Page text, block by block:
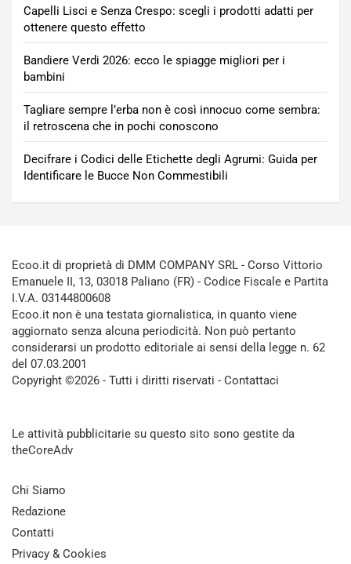
Capelli Lisci e Senza Crespo: scegli i prodotti adatti per
ottenere questo effetto
Bandiere Verdi 2026: ecco le spiagge migliori per i
bambini
Tagliare sempre l’erba non è così innocuo come sembra:
il retroscena che in pochi conoscono
Decifrare i Codici delle Etichette degli Agrumi: Guida per
Identificare le Bucce Non Commestibili
Ecoo.it di proprietà di DMM COMPANY SRL - Corso Vittorio
Emanuele II, 13, 03018 Paliano (FR) - Codice Fiscale e Partita
I.V.A. 03144800608
Ecoo.it non è una testata giornalistica, in quanto viene
aggiornato senza alcuna periodicità. Non può pertanto
considerarsi un prodotto editoriale ai sensi della legge n. 62
del 07.03.2001
Copyright ©2026 - Tutti i diritti riservati - Contattaci
Le attività pubblicitarie su questo sito sono gestite da
theCoreAdv
Chi Siamo
Redazione
Contatti
Privacy & Cookies